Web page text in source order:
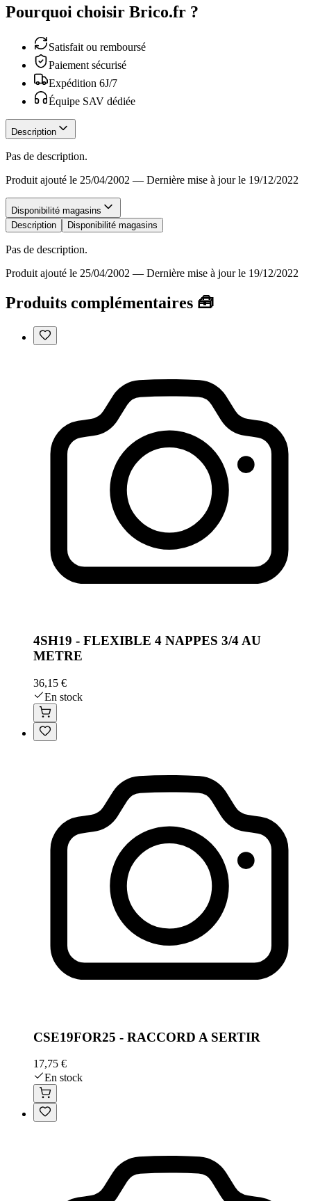
Pourquoi choisir Brico.fr ?
Satisfait ou remboursé
Paiement sécurisé
Expédition 6J/7
Équipe SAV dédiée
Description
Pas de description.
Produit ajouté le 25/04/2002 — Dernière mise à jour le 19/12/2022
Disponibilité magasins
Description
Disponibilité magasins
Pas de description.
Produit ajouté le 25/04/2002 — Dernière mise à jour le 19/12/2022
Produits complémentaires 🧰
4SH19 - FLEXIBLE 4 NAPPES 3/4 AU
METRE
36,15 €
En stock
CSE19FOR25 - RACCORD A SERTIR
17,75 €
En stock